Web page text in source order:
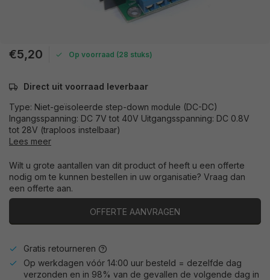
€5,20 Op voorraad (28 stuks)
Direct uit voorraad leverbaar
Type: Niet-geïsoleerde step-down module (DC-DC)
Ingangsspanning: DC 7V tot 40V Uitgangsspanning: DC 0.8V
tot 28V (traploos instelbaar)
Lees meer
Wilt u grote aantallen van dit product of heeft u een offerte
nodig om te kunnen bestellen in uw organisatie? Vraag dan
een offerte aan.
OFFERTE AANVRAGEN
Gratis retourneren
Op werkdagen vóór 14:00 uur besteld = dezelfde dag
verzonden en in 98% van de gevallen de volgende dag in